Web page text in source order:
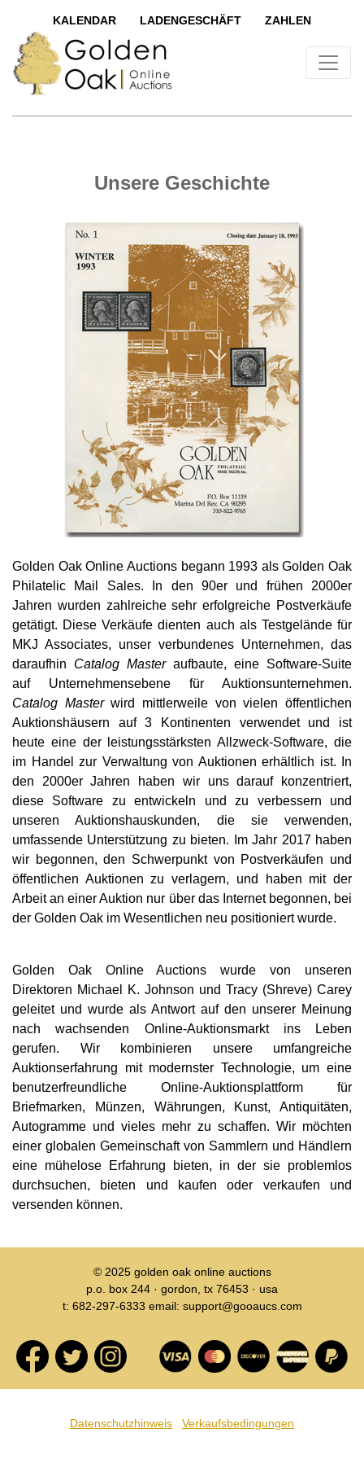
KALENDAR LADENGESCHÄFT ZAHLEN
Unsere Geschichte
Golden Oak Online Auctions begann 1993 als Golden Oak
Philatelic Mail Sales. In den 90er und frühen 2000er
Jahren wurden zahlreiche sehr erfolgreiche Postverkäufe
getätigt. Diese Verkäufe dienten auch als Testgelände für
MKJ Associates, unser verbundenes Unternehmen, das
daraufhin Catalog Masteraufbaute, eine Software-Suite
auf Unternehmensebene für Auktionsunternehmen.
Catalog Masterwird mittlerweile von vielen öffentlichen
Auktionshäusern auf 3 Kontinenten verwendet und ist
heute eine der leistungsstärksten Allzweck-Software, die
im Handel zur Verwaltung von Auktionen erhältlich ist. In
den 2000er Jahren haben wir uns darauf konzentriert,
diese Software zu entwickeln und zu verbessern und
unseren Auktionshauskunden, die sie verwenden,
umfassende Unterstützung zu bieten. Im Jahr 2017 haben
wir begonnen, den Schwerpunkt von Postverkäufen und
öffentlichen Auktionen zu verlagern, und haben mit der
Arbeit an einer Auktion nur über das Internet begonnen, bei
der Golden Oak im Wesentlichen neu positioniert wurde.
Golden Oak Online Auctions wurde von unseren
Direktoren Michael K. Johnson und Tracy (Shreve) Carey
geleitet und wurde als Antwort auf den unserer Meinung
nach wachsenden Online-Auktionsmarkt ins Leben
gerufen. Wir kombinieren unsere umfangreiche
Auktionserfahrung mit modernster Technologie, um eine
benutzerfreundliche Online-Auktionsplattform für
Briefmarken, Münzen, Währungen, Kunst, Antiquitäten,
Autogramme und vieles mehr zu schaffen. Wir möchten
einer globalen Gemeinschaft von Sammlern und Händlern
eine mühelose Erfahrung bieten, in der sie problemlos
durchsuchen, bieten und kaufen oder verkaufen und
versenden können.
© 2025 golden oak online auctions
p.o. box 244 · gordon, tx 76453 · usa
t: 682-297-6333 email: support@gooaucs.com
Datenschutzhinweis Verkaufsbedingungen